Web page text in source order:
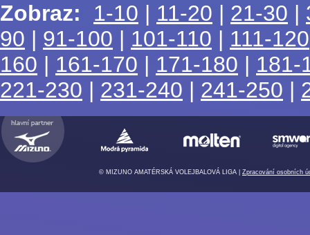
Zobraz:
1-10 | 11-20 | 21-30 |
90 | 91-100 | 101-110 | 111-120
160 | 161-170 | 171-180 | 181-
221-230 | 231-240 | 241-250 |
© MIZUNO AMATÉRSKÁ VOLEJBALOVÁ LIGA | Zpracování osobních